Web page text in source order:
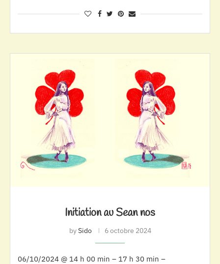
Initiation au Sean nos
bySido 6 octobre 2024
06/10/2024 @ 14 h 00 min – 17 h 30 min –